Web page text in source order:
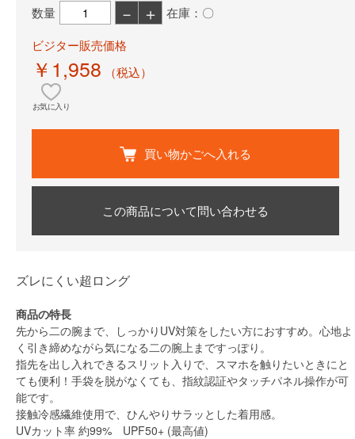
数量 － ＋
在庫：〇
ビジター販売価格
￥1,958 （税込）
お気に入り
買い物かごへ入れる
この商品について問い合わせる
ズレにくい超ロング
商品の特長
先から二の腕まで、しっかりUV対策をしたい方におすすめ。心地よ
く引き締めながら気になる二の腕上まですっぽり。
指先を出し入れできるスリット入りで、スマホを触りたいときにと
ても便利！手袋を脱がなくても、指紋認証やタッチパネル操作が可
能です。
接触冷感繊維使用で、ひんやりサラッとした着用感。
UVカット率 約99% UPF50+ (最高値)